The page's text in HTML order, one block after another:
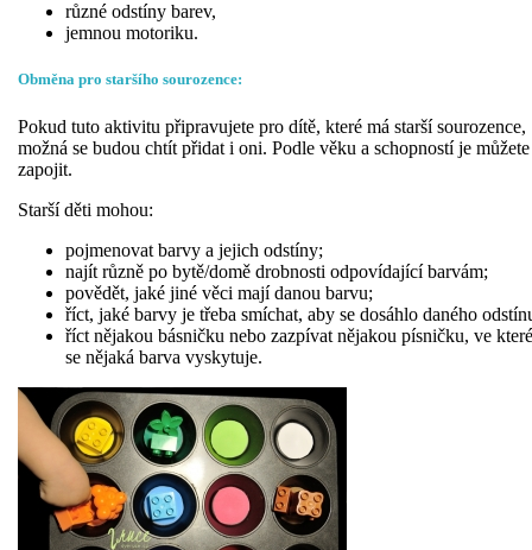
různé odstíny barev,
jemnou motoriku.
Obměna pro staršího sourozence:
Pokud tuto aktivitu připravujete pro dítě, které má starší sourozence,
možná se budou chtít přidat i oni. Podle věku a schopností je můžete
zapojit.
Starší děti mohou:
pojmenovat barvy a jejich odstíny;
najít různě po bytě/domě drobnosti odpovídající barvám;
povědět, jaké jiné věci mají danou barvu;
říct, jaké barvy je třeba smíchat, aby se dosáhlo daného
říct nějakou básničku nebo zazpívat nějakou písničku, ve které
se nějaká barva vyskytuje.